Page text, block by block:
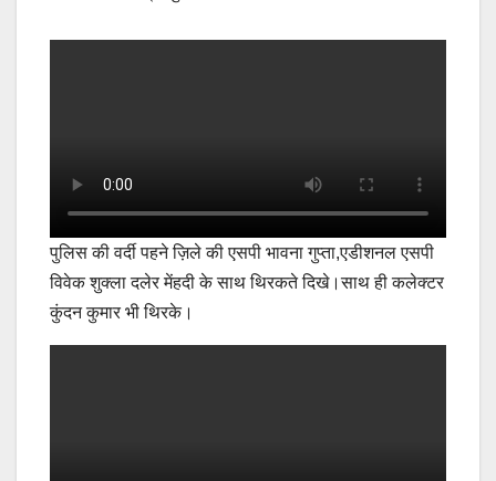
पुलिस की वर्दी पहने ज़िले की एसपी भावना गुप्ता,एडीशनल एसपी
विवेक शुक्ला दलेर मेंहदी के साथ थिरकते दिखे।साथ ही कलेक्टर
कुंदन कुमार भी थिरके।